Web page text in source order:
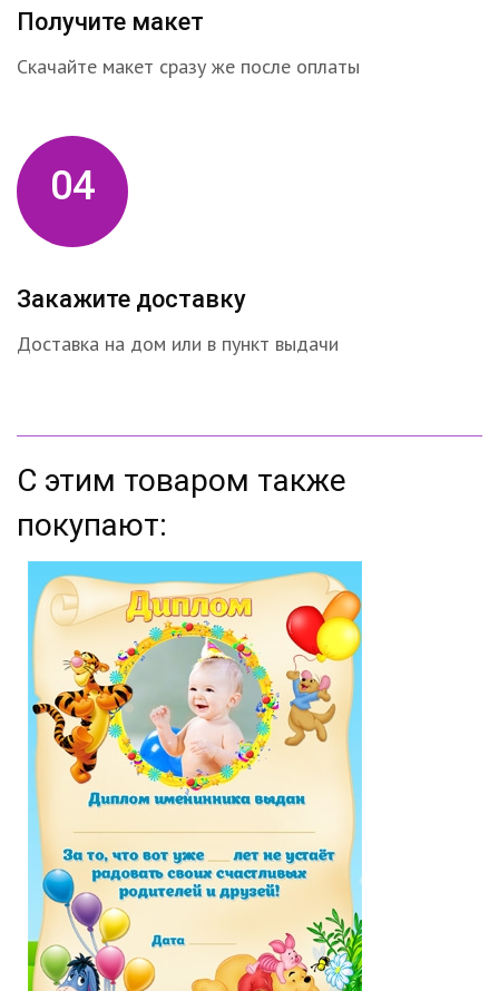
Получите макет
Скачайте макет сразу же после оплаты
04
Закажите доставку
Доставка на дом или в пункт выдачи
С этим товаром также
покупают: